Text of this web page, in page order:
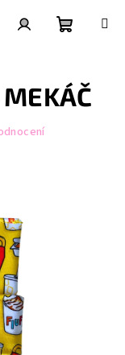
košík